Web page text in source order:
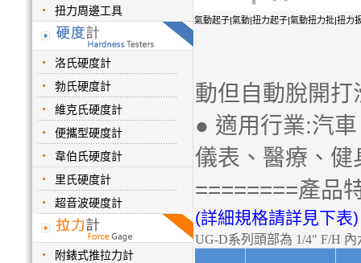
扭力周邊工具
洛氏硬度計
勃氏硬度計
維克氏硬度計
便攜型硬度計
韋伯氏硬度計
里氏硬度計
超音波硬度計
附錶式推拉力計
氣動起子|氣動|扭力起子|氣動扭力批|扭力
動但自動脫開打
● 適用行業:汽
儀表、醫療、
========產品
(詳細規格請詳見下表)
UG-D系列頭部為 1/4" F/H